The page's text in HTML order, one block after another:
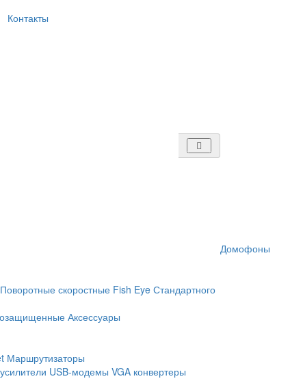
Контакты
Домофоны
Поворотные скоростные Fish Eye Стандартного
Аксессуары
Маршрутизаторы
USB-модемы VGA конвертеры